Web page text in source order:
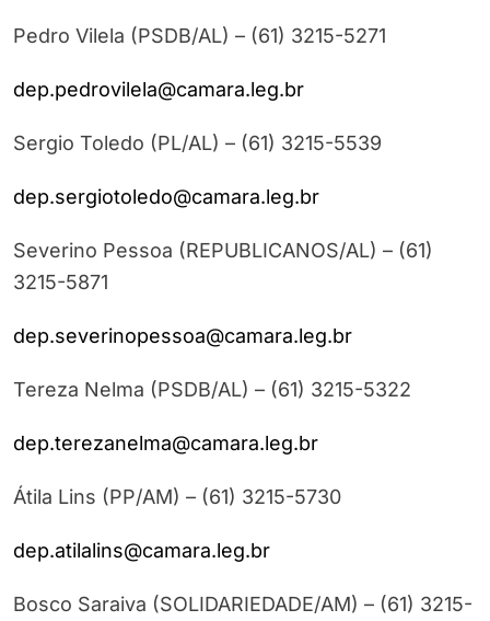
Pedro Vilela (PSDB/AL) – (61) 3215-5271
dep.pedrovilela@camara.leg.br
Sergio Toledo (PL/AL) – (61) 3215-5539
dep.sergiotoledo@camara.leg.br
Severino Pessoa (REPUBLICANOS/AL) – (61)
3215-5871
dep.severinopessoa@camara.leg.br
Tereza Nelma (PSDB/AL) – (61) 3215-5322
dep.terezanelma@camara.leg.br
Átila Lins (PP/AM) – (61) 3215-5730
dep.atilalins@camara.leg.br
Bosco Saraiva (SOLIDARIEDADE/AM) – (61) 3215-